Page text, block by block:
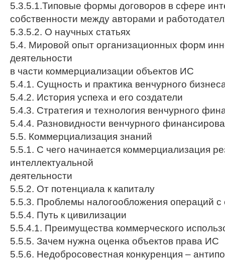
5.3.5.1.Типовые формы договоров в сфере
собственности между авторами и
5.3.5.2. О научных статьях
5.4. Мировой опыт организационных форм
деятельности
в части коммерциализации объектов ИС
5.4.1. Сущность и практика венчурного
5.4.2. История успеха и его создатели
5.4.3. Стратегия и технология венчурного
5.4.4. Разновидности венчурного
5.5. Коммерциализация знаний
5.5.1. С чего начинается коммерциализация
интеллектуальной
деятельности
5.5.2. От потенциала к капиталу
5.5.3. Проблемы налогообложения операций
5.5.4. Путь к цивилизации
5.5.4.1. Преимущества коммерческого
5.5.5. Зачем нужна оценка объектов права ИС
5.5.6. Недобросовестная конкуренция –